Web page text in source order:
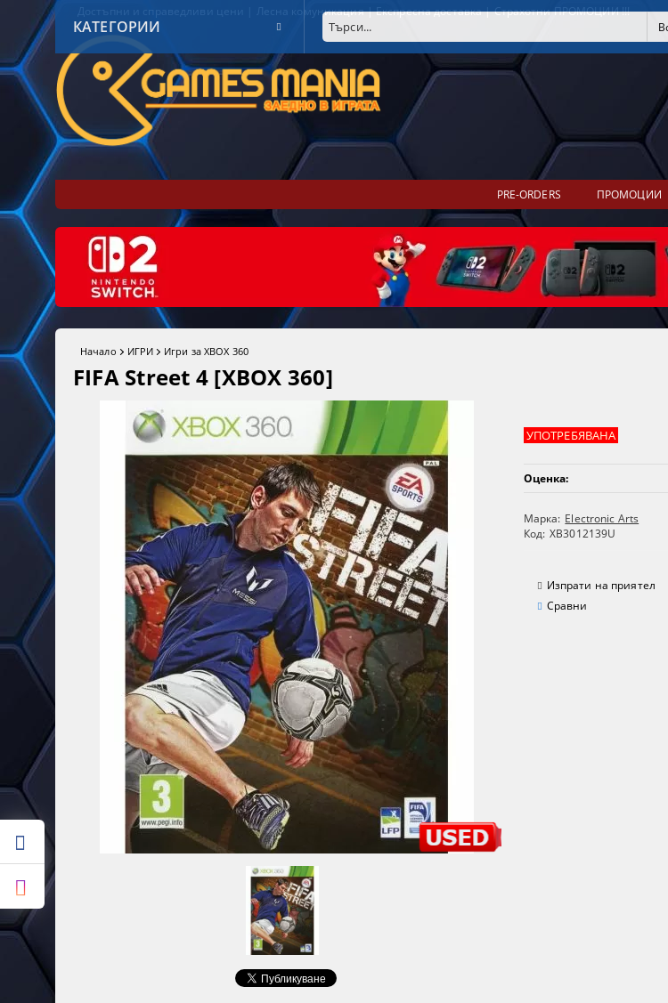
Достъпни и справедливи цени | Лесна комуникация | Експресна доставка | Страхотни ПРОМОЦИИ !!!
КАТЕГОРИИ
PRE-ORDERS ПРОМОЦИИ
Начало ИГРИ Игри за XBOX 360
FIFA Street 4 [XBOX 360]
УПОТРЕБЯВАНА
Оценка:
Марка: Electronic Arts
Код: XB3012139U
Изпрати на приятел
Сравни